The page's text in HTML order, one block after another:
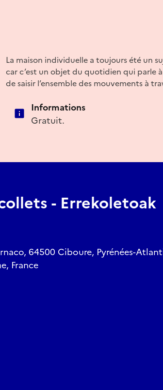
La maison individuelle a toujours été un
car c’est un objet du quotidien qui parle
de saisir l’ensemble des mouvements à
Informations
Gratuit.
- Errekoletoak
64500 Ciboure, Pyrénées-
France